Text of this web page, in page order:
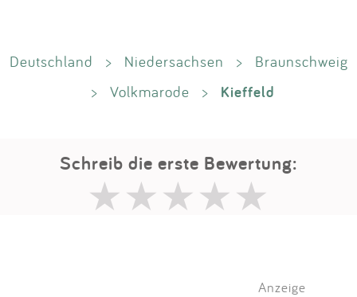
Deutschland > Niedersachsen >
Braunschweig
>
Volkmarode > Kieffeld
Schreib die erste Bewertung:
Anzeige